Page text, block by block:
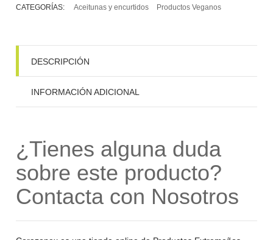
CATEGORÍAS: Aceitunas y encurtidos Productos Veganos
DESCRIPCIÓN
INFORMACIÓN ADICIONAL
¿Tienes alguna duda
sobre este producto?
Contacta con Nosotros